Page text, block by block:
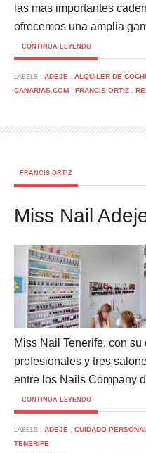
las mas importantes
ofrecemos una amplia
CONTINUA LEYENDO
LABELS : ADEJE , ALQUILER DE
CANARIAS.COM , FRANCIS ORTIZ ,
FRANCIS ORTIZ
Miss Nail
Miss Nail Tenerife, con
profesionales y tres
entre los Nails Company
CONTINUA LEYENDO
LABELS : ADEJE , CUIDADO PERSONAL
TENERIFE